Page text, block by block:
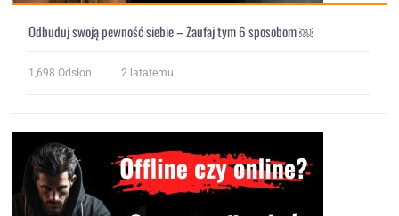
Odbuduj swoją pewność siebie – Zaufaj tym 6 sposobom ￼
1,698 Odsłon 2 latatemu